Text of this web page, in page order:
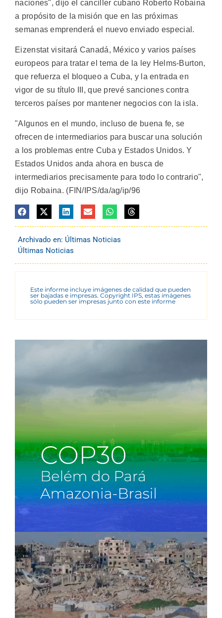
naciones", dijo el canciller cubano Roberto Robaina
a propósito de la misión que en las próximas
semanas emprenderá el nuevo enviado especial.
Eizenstat visitará Canadá, México y varios países
europeos para tratar el tema de la ley Helms-Burton,
que refuerza el bloqueo a Cuba, y la entrada en
vigor de su título III, que prevé sanciones contra
terceros países por mantener negocios con la isla.
"Algunos en el mundo, incluso de buena fe, se
ofrecen de intermediarios para buscar una solución
a los problemas entre Cuba y Estados Unidos. Y
Estados Unidos anda ahora en busca de
intermediarios precisamente para todo lo contrario",
dijo Robaina. (FIN/IPS/da/ag/ip/96
Archivado en: Últimas Noticias
Últimas Noticias
Este informe incluye imágenes de calidad que pueden
ser bajadas e impresas. Copyright IPS, estas imágenes
sólo pueden ser impresas junto con este informe